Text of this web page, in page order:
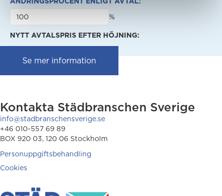
%
NYTT AVTALSPRIS EFTER HÖJNING:
Se mer information
Kontakta Städbranschen Sverige
info@stadbranschensverige.se
+46 010-557 69 89
BOX 920 03, 120 06 Stockholm
Personuppgiftsbehandling
Cookies